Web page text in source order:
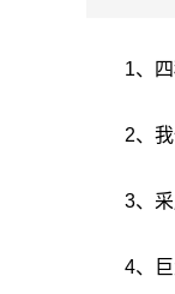
1、
2、
3、
4、